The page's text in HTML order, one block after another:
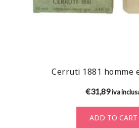
Cerruti 1881 homme
€31,89iva
ADD TO CART